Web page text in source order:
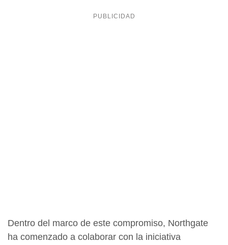
Dentro del marco de este compromiso, Northgate
ha comenzado a colaborar con la iniciativa